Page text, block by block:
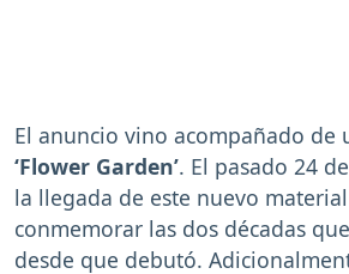
El anuncio vino acompañado
‘Flower Garden’. El pasado 24
la llegada de este nuevo
conmemorar las dos décadas
desde que debutó.